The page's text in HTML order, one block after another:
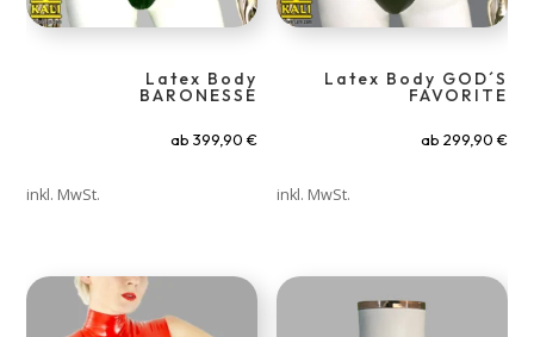
Latex Body
BARONESSE
ab 399,90 €
inkl. MwSt.
Latex Body GOD´S
FAVORITE
ab 299,90 €
inkl. MwSt.